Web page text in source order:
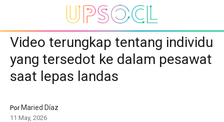
Video terungkap tentang individu
yang tersedot ke dalam pesawat
saat lepas landas
Por Maried Díaz
11 May, 2026